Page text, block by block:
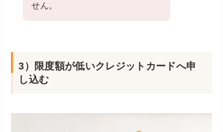
せん。
3）限度額が低いクレジットカードへ申
し込む